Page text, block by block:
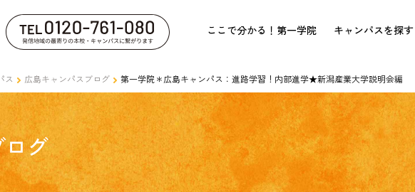
ここで分かる！第一学院 キャンパスを探す
ス 広島キャンパスブログ 第一学院＊広島キャンパス：進路学習！内部進学★新潟産業大学説明会編
グ